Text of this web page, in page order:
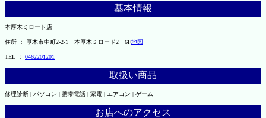
基本情報
本厚木ミロード店
住所 ： 厚木市中町2-2-1 本厚木ミロード2 6F地図
TEL ： 0462201201
取扱い商品
修理診断 | パソコン | 携帯電話 | 家電 | エアコン | ゲーム
お店へのアクセス